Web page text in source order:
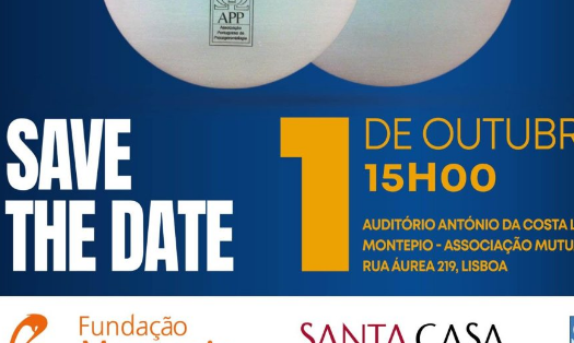
saúde, autonomia, participação e segurança das pessoas
intergeracional, e de uma sociedade mais inclusiva para todas as
relativamente à idade e ao envelhecimento.
ÚTEIS